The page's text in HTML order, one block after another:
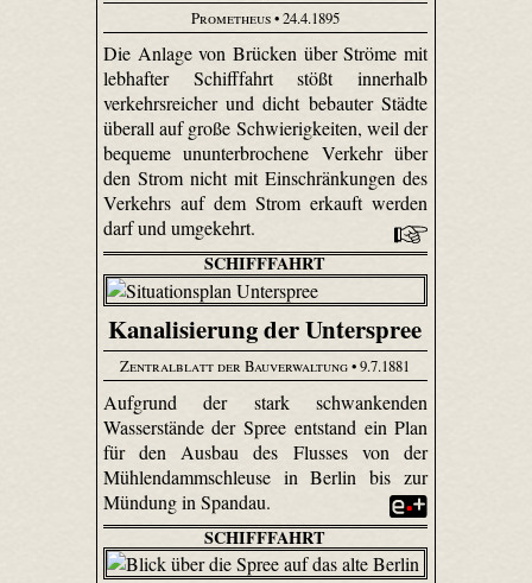
Prometheus• 24.4.1895
Die Anlage von Brücken über Ströme mit
lebhafter Schifffahrt stößt innerhalb
verkehrsreicher und dicht bebauter Städte
überall auf große Schwierigkeiten, weil der
bequeme ununterbrochene Verkehr über
den Strom nicht mit Einschränkungen des
Verkehrs auf dem Strom erkauft werden
darf und umgekehrt.
SCHIFFFAHRT
Kanalisierung der Unterspree
Zentralblatt der Bauverwaltung• 9.7.1881
Aufgrund der stark schwankenden
Wasserstände der Spree entstand ein Plan
für den Ausbau des Flusses von der
Mühlendammschleuse in Berlin bis zur
Mündung in Spandau.
SCHIFFFAHRT